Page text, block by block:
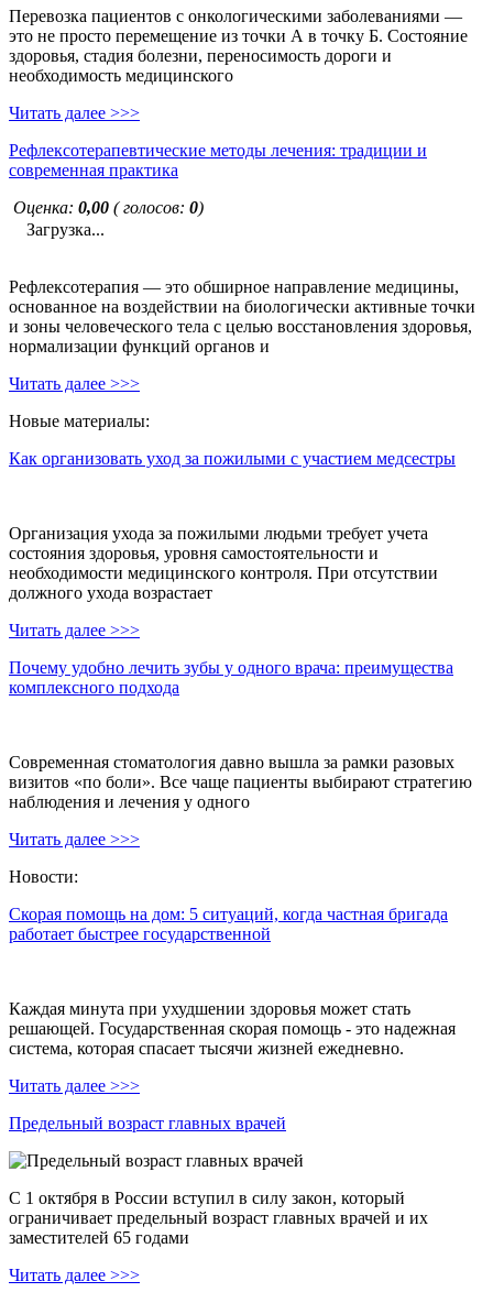
Перевозка пациентов с онкологическими заболеваниями —
это не просто перемещение из точки А в точку Б. Состояние
здоровья, стадия болезни, переносимость дороги и
необходимость медицинского
Читать далее >>>
Рефлексотерапевтические методы лечения: традиции и
современная практика
Оценка: 0,00 ( голосов: 0)
Загрузка...
Рефлексотерапия — это обширное направление медицины,
основанное на воздействии на биологически активные точки
и зоны человеческого тела с целью восстановления здоровья,
нормализации функций органов и
Читать далее >>>
Новые материалы:
Как организовать уход за пожилыми с участием медсестры
Организация ухода за пожилыми людьми требует учета
состояния здоровья, уровня самостоятельности и
необходимости медицинского контроля. При отсутствии
должного ухода возрастает
Читать далее >>>
Почему удобно лечить зубы у одного врача: преимущества
комплексного подхода
Современная стоматология давно вышла за рамки разовых
визитов «по боли». Все чаще пациенты выбирают стратегию
наблюдения и лечения у одного
Читать далее >>>
Новости:
Скорая помощь на дом: 5 ситуаций, когда частная бригада
работает быстрее государственной
Каждая минута при ухудшении здоровья может стать
решающей. Государственная скорая помощь - это надежная
система, которая спасает тысячи жизней ежедневно.
Читать далее >>>
Предельный возраст главных врачей
С 1 октября в России вступил в силу закон, который
ограничивает предельный возраст главных врачей и их
заместителей 65 годами
Читать далее >>>